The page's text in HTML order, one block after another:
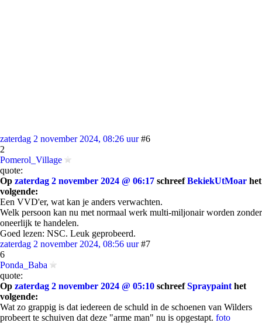
zaterdag 2 november 2024, 08:26 uur #6
2
Pomerol_Village
quote:
Op zaterdag 2 november 2024 @ 06:17 schreefBekiekUtMoar het
volgende:
Een VVD'er, wat kan je anders verwachten.
Welk persoon kan nu met normaal werk multi-miljonair worden zonder
oneerlijk te handelen.
Goed lezen: NSC. Leuk geprobeerd.
zaterdag 2 november 2024, 08:56 uur #7
6
Ponda_Baba
quote:
Op zaterdag 2 november 2024 @ 05:10 schreefSpraypaint het
volgende:
Wat zo grappig is dat iedereen de schuld in de schoenen van Wilders
probeert te schuiven dat deze "arme man" nu is opgestapt. foto